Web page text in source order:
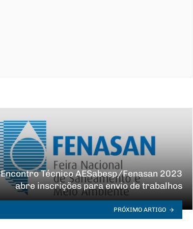
Encontro Técnico AESabesp/Fenasan 2023
abre inscrições para envio de trabalhos
PRÓXIMO ARTIGO